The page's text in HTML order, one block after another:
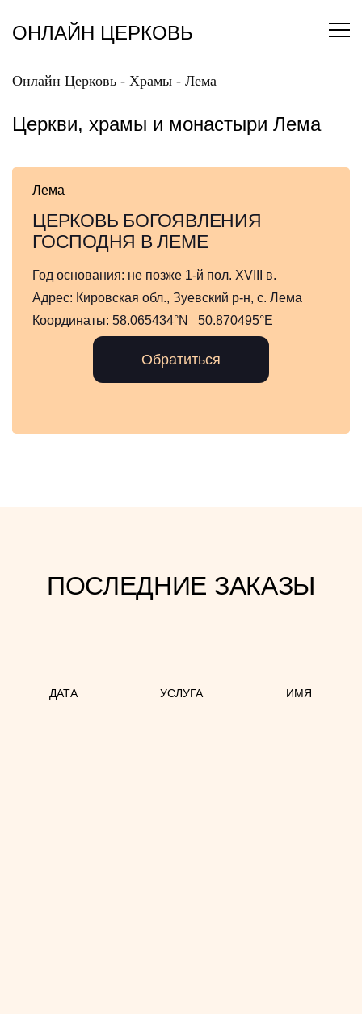
содержанию
ОНЛАЙН ЦЕРКОВЬ
Онлайн Церковь - Храмы - Лема
Церкви, храмы и монастыри Лема
Лема
ЦЕРКОВЬ БОГОЯВЛЕНИЯ
ГОСПОДНЯ В ЛЕМЕ
Год основания: не позже 1-й пол. XVIII в.
Адрес: Кировская обл., Зуевский р-н, с. Лема
Координаты: 58.065434°N 50.870495°E
Обратиться
ПОСЛЕДНИЕ ЗАКАЗЫ
ДАТА УСЛУГА ИМЯ